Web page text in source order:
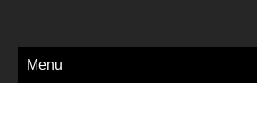
Menu